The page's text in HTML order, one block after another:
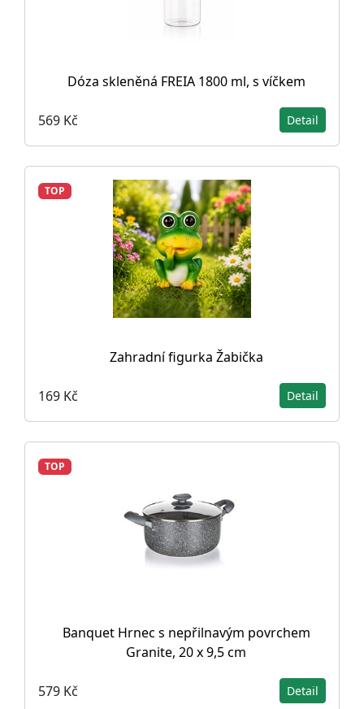
Dóza skleněná FREIA 1800 ml, s víčkem
569 Kč Detail
TOP
Zahradní figurka Žabička
169 Kč Detail
TOP
Banquet Hrnec s nepřilnavým povrchem
Granite, 20 x 9,5 cm
579 Kč Detail